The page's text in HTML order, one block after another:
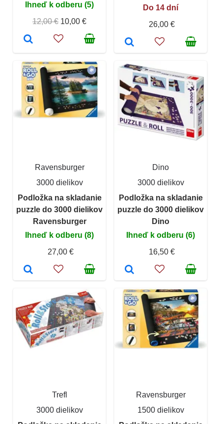
Ihneď k odberu (5)
12,00 € 10,00 €
Do 14 dní
26,00 €
Ravensburger
3000 dielikov
Podložka na skladanie
puzzle do 3000 dielikov
Ravensburger
Ihneď k odberu (8)
27,00 €
Dino
3000 dielikov
Podložka na skladanie
puzzle do 3000 dielikov
Dino
Ihneď k odberu (6)
16,50 €
Trefl
3000 dielikov
Ravensburger
1500 dielikov